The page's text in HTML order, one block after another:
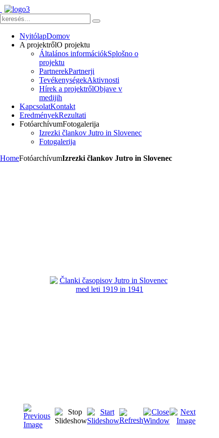
NyitólapDomov
A projektrőlO projektu
Általános információkSplošno o
projektu
PartnerekPartnerji
TevékenységekAktivnosti
Hírek a projektrőlObjave v
medijih
KapcsolatKontakt
EredményekRezultati
FotóarchívumFotogalerija
Izrezki člankov Jutro in Slovenec
Fotogalerija
HomeFotóarchívumIzrezki člankov Jutro in Slovenec